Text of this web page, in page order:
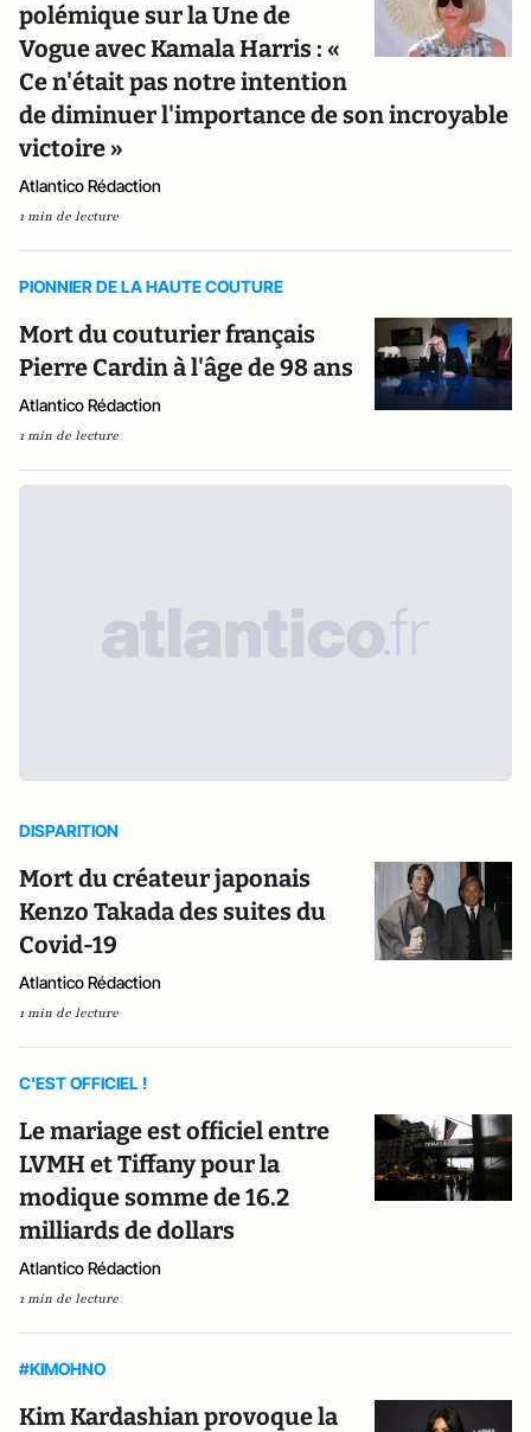
polémique sur la Une de
Vogue avec Kamala Harris : «
Ce n'était pas notre intention
de diminuer l'importance de son incroyable
victoire »
Atlantico Rédaction
1 min de lecture
PIONNIER DE LA HAUTE COUTURE
Mort du couturier français
Pierre Cardin à l'âge de 98 ans
Atlantico Rédaction
1 min de lecture
DISPARITION
Mort du créateur japonais
Kenzo Takada des suites du
Covid-19
Atlantico Rédaction
1 min de lecture
C'EST OFFICIEL !
Le mariage est officiel entre
LVMH et Tiffany pour la
modique somme de 16.2
milliards de dollars
Atlantico Rédaction
1 min de lecture
#KIMOHNO
Kim Kardashian provoque la